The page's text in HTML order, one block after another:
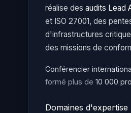
réalise des audits Lead
et ISO 27001, des
d'infrastructures
des missions de
Conférencier
formé plus de 10 000
Domaines d'expertise